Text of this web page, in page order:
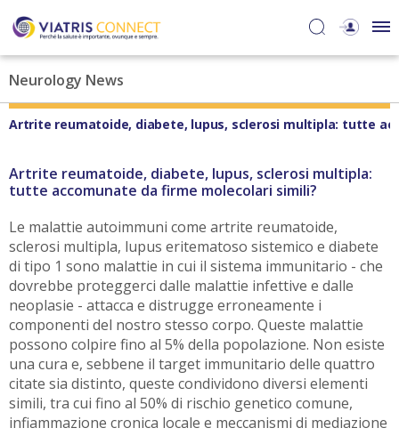
Neurology News
Artrite reumatoide, diabete, lupus, sclerosi multipla: tutte
Artrite reumatoide, diabete, lupus, sclerosi multipla:
tutte accomunate da firme molecolari simili?
Le malattie autoimmuni come artrite reumatoide,
sclerosi multipla, lupus eritematoso sistemico e diabete
di tipo 1 sono malattie in cui il sistema immunitario - che
dovrebbe proteggerci dalle malattie infettive e dalle
neoplasie - attacca e distrugge erroneamente i
componenti del nostro stesso corpo. Queste malattie
possono colpire fino al 5% della popolazione. Non esiste
una cura e, sebbene il target immunitario delle quattro
citate sia distinto, queste condividono diversi elementi
simili, tra cui fino al 50% di rischio genetico comune,
infiammazione cronica locale e meccanismi di mediazione